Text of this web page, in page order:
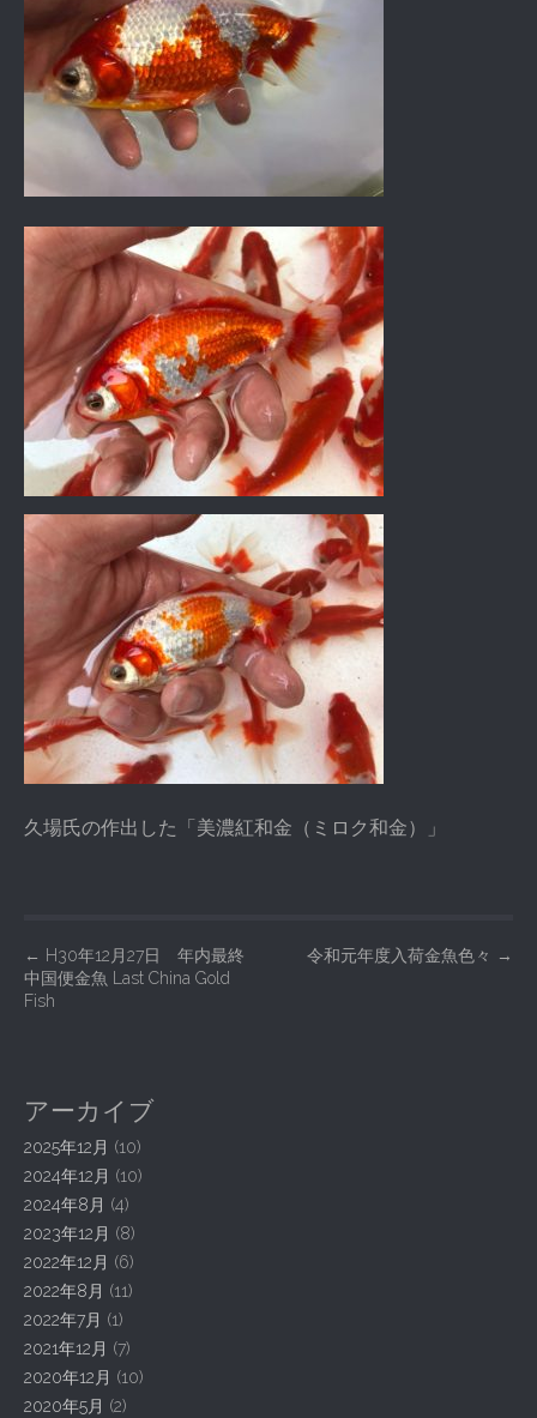
久場氏の作出した「美濃紅和金（ミロク和金）」
P
o
n
a
v
i
g
a
t
i
o
n
← H30年12月27日 年内最終
中国便金魚 Last China Gold
Fish
令和元年度入荷金魚色々 →
アーカイブ
2025年12月 (10)
2024年12月 (10)
2024年8月 (4)
2023年12月 (8)
2022年12月 (6)
2022年8月 (11)
2022年7月 (1)
2021年12月 (7)
2020年12月 (10)
2020年5月 (2)